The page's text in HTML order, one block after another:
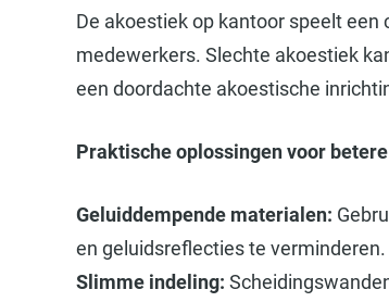
De akoestiek op kantoor speelt
medewerkers. Slechte akoestiek
een doordachte akoestische
Praktische oplossingen voor
Geluiddempende materialen:
en geluidsreflecties te verminderen.
Slimme indeling: